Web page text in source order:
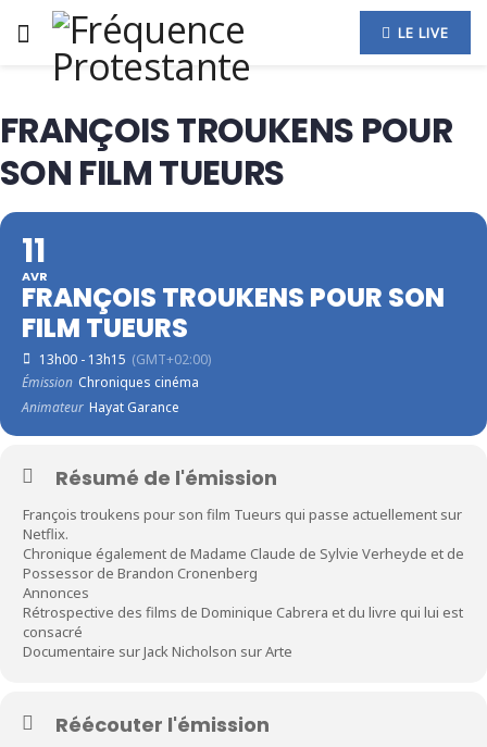
LE LIVE
FRANÇOIS TROUKENS POUR
SON FILM TUEURS
11
AVR
FRANÇOIS TROUKENS POUR SON
FILM TUEURS
13h00 - 13h15 (GMT+02:00)
Émission Chroniques cinéma
Animateur Hayat Garance
Résumé de l'émission
François troukens pour son film Tueurs qui passe actuellement sur
Netflix.
Chronique également de Madame Claude de Sylvie Verheyde et de
Possessor de Brandon Cronenberg
Annonces
Rétrospective des films de Dominique Cabrera et du livre qui lui est
consacré
Documentaire sur Jack Nicholson sur Arte
Réécouter l'émission